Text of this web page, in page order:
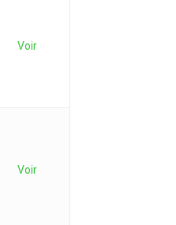
Voir
Voir